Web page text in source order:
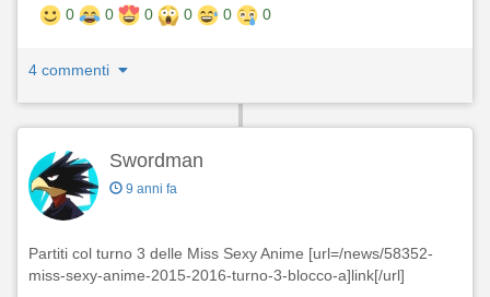
0 0 0 0 0 0
4 commenti
Swordman
9 anni fa
Partiti col turno 3 delle Miss Sexy Anime [url=/news/58352-
miss-sexy-anime-2015-2016-turno-3-blocco-a]link[/url]